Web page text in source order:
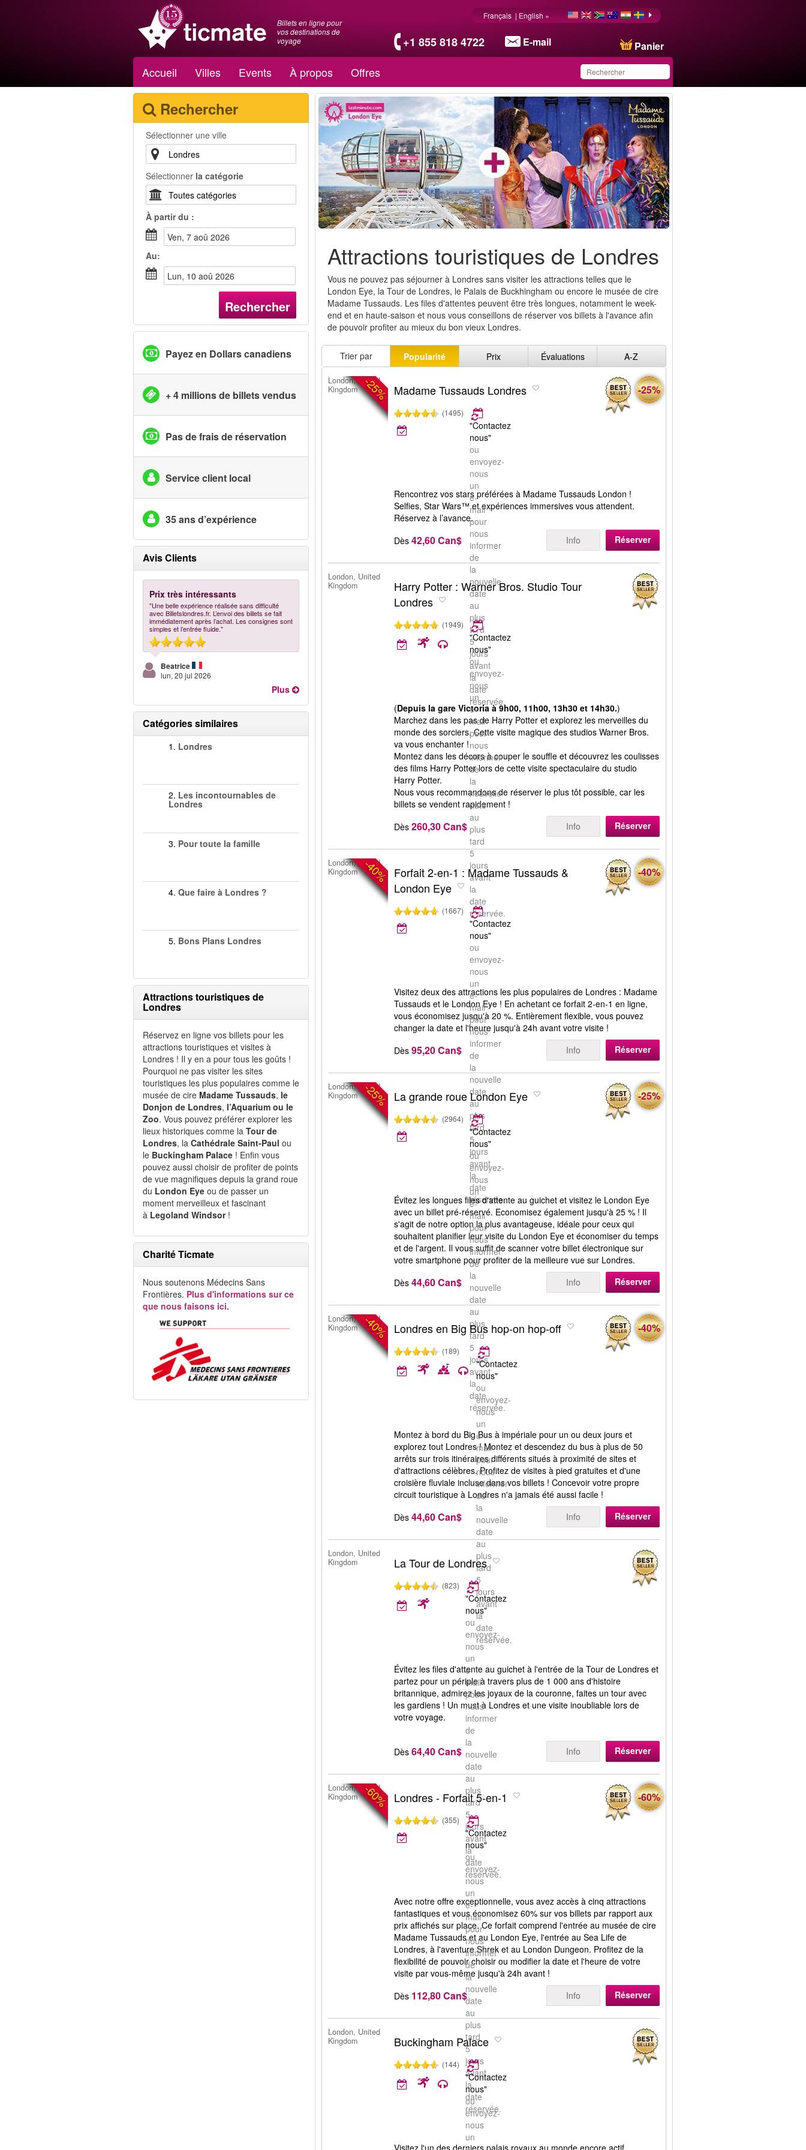
Billets en ligne pour
vos destinations de
voyage
+1 855 818 4722 E-mail Panier
Français | English »
Accueil Villes Events À propos Offres
Ce produit a été
sauvegardé dans votre
liste.
Rechercher
Sélectionner une ville
Sélectionner la catégorie
À partir du :
ven, 7 aoû 2026
Au:
lun, 10 aoû 2026
Rechercher
Payez en Dollars canadiens
+ 4 millions de billets vendus
Pas de frais de réservation
Service client local
35 ans d’expérience
Avis Clients
Prix très intéressants
"Une belle expérience réalisée sans difficulté
avec Billetslondres.fr. L’envoi des billets se fait
immédiatement après l’achat. Les consignes sont
simples et l’entrée fluide."
Beatrice
lun, 20 jul 2026
Plus
Catégories similaires
1. Londres
2. Les incontournables de
Londres
3. Pour toute la famille
4. Que faire à Londres ?
5. Bons Plans Londres
Attractions touristiques de
Londres
Réservez en ligne vos billets pour les
attractions touristiques et visites à
Londres ! Il y en a pour tous les goûts !
Pourquoi ne pas visiter les sites
touristiques les plus populaires comme le
musée de cire Madame Tussauds, le
Donjon de Londres, l’Aquarium ou le
Zoo. Vous pouvez préférer explorer les
lieux historiques comme la Tour de
Londres, la Cathédrale Saint-Paul ou
le Buckingham Palace ! Enfin vous
pouvez aussi choisir de profiter de points
de vue magnifiques depuis la grand roue
du London Eye ou de passer un
moment merveilleux et fascinant
à Legoland Windsor!
Charité Ticmate
Nous soutenons Médecins Sans
Frontières. Plus d'informations sur ce
que nous faisons ici.
Transport inclus
Réservez à l'avance
Best-seller
Attractions touristiques de Londres
Vous ne pouvez pas séjourner à Londres sans visiter les attractions telles que le
London Eye, la Tour de Londres, le Palais de Buckhingham ou encore le musée de cire
Madame Tussauds. Les files d'attentes peuvent être très longues, notamment le week-
end et en haute-saison et nous vous conseillons de réserver vos billets à l'avance afin
de pouvoir profiter au mieux du bon vieux Londres.
Trier par Popularité Prix Évaluations A-Z
-25%
London, United
Kingdom
Madame Tussauds Londres
(1495)
"Contactez
nous"
ou
envoyez-
nous
un
e-
mail
pour
nous
informer
de
la
nouvelle
date
au
plus
tard
5
jours
avant
la
date
réservée.
-25%
Rencontrez vos stars préférées à Madame Tussauds London !
Selfies, Star Wars™ et expériences immersives vous attendent.
Réservez à l’avance.
Dès 42,60 Can$ Info Réserver
London, United
Kingdom
Harry Potter : Warner Bros. Studio Tour
Londres
(1949)
"Contactez
nous"
ou
envoyez-
nous
un
e-
mail
pour
nous
informer
de
la
nouvelle
date
au
plus
tard
5
jours
avant
la
date
réservée.
(Depuis la gare Victoria à 9h00, 11h00, 13h30 et 14h30.)
Marchez dans les pas de Harry Potter et explorez les merveilles du
monde des sorciers. Cette visite magique des studios Warner Bros.
va vous enchanter !
Montez dans les décors à couper le souffle et découvrez les coulisses
des films Harry Potter lors de cette visite spectaculaire du studio
Harry Potter.
Nous vous recommandons de réserver le plus tôt possible, car les
billets se vendent rapidement !
Dès 260,30 Can$ Info Réserver
-40%
London, United
Kingdom
Forfait 2-en-1 : Madame Tussauds &
London Eye
(1667)
"Contactez
nous"
ou
envoyez-
nous
un
e-
mail
pour
nous
informer
de
la
nouvelle
date
au
plus
tard
5
jours
avant
la
date
réservée.
-40%
Visitez deux des attractions les plus populaires de Londres : Madame
Tussauds et le London Eye ! En achetant ce forfait 2-en-1 en ligne,
vous économisez jusqu'à 20 %. Entièrement flexible, vous pouvez
changer la date et l'heure jusqu'à 24h avant votre visite !
Dès 95,20 Can$ Info Réserver
-25%
London, United
Kingdom
La grande roue London Eye
(2964)
"Contactez
nous"
ou
envoyez-
nous
un
e-
mail
pour
nous
informer
de
la
nouvelle
date
au
plus
tard
5
jours
avant
la
date
réservée.
-25%
Évitez les longues files d'attente au guichet et visitez le London Eye
avec un billet pré-réservé. Economisez également jusqu'à 25 % ! Il
s'agit de notre option la plus avantageuse, idéale pour ceux qui
souhaitent planifier leur visite du London Eye et économiser du temps
et de l'argent. Il vous suffit de scanner votre billet électronique sur
votre smartphone pour profiter de la meilleure vue sur Londres.
Dès 44,60 Can$ Info Réserver
-40%
London, United
Kingdom
Londres en Big Bus hop-on hop-off
(189)
"Contactez
nous"
ou
envoyez-
nous
un
e-
mail
pour
nous
informer
de
la
nouvelle
date
au
plus
tard
5
jours
avant
la
date
réservée.
-40%
Montez à bord du Big Bus à impériale pour un ou deux jours et
explorez tout Londres ! Montez et descendez du bus à plus de 50
arrêts sur trois itinéraires différents situés à proximité de sites et
d'attractions célèbres. Profitez de visites à pied gratuites et d'une
croisière fluviale incluse dans vos billets ! Concevoir votre propre
circuit touristique à Londres n'a jamais été aussi facile !
Dès 44,60 Can$ Info Réserver
London, United
Kingdom
La Tour de Londres
(823)
"Contactez
nous"
ou
envoyez-
nous
un
e-
mail
pour
nous
informer
de
la
nouvelle
date
au
plus
tard
5
jours
avant
la
date
réservée.
Évitez les files d'attente au guichet à l'entrée de la Tour de Londres et
partez pour un périple à travers plus de 1 000 ans d'histoire
britannique, admirez les joyaux de la couronne, faites un tour avec
les gardiens ! Un must à Londres et une visite inoubliable lors de
votre voyage.
Dès 64,40 Can$ Info Réserver
-60%
London, United
Kingdom
Londres - Forfait 5-en-1
(355)
"Contactez
nous"
ou
envoyez-
nous
un
e-
mail
pour
nous
informer
de
la
nouvelle
date
au
plus
tard
5
jours
avant
la
date
réservée.
-60%
Avec notre offre exceptionnelle, vous avez accès à cinq attractions
fantastiques et vous économisez 60% sur vos billets par rapport aux
prix affichés sur place. Ce forfait comprend l'entrée au musée de cire
Madame Tussauds et au London Eye, l'entrée au Sea Life de
Londres, à l'aventure Shrek et au London Dungeon. Profitez de la
flexibilité de pouvoir choisir ou modifier la date et l'heure de votre
visite par vous-même jusqu'à 24h avant !
Dès 112,80 Can$ Info Réserver
London, United
Kingdom
Buckingham Palace
(144)
"Contactez
nous"
ou
envoyez-
nous
un
Visitez l'un des derniers palais royaux au monde encore actif